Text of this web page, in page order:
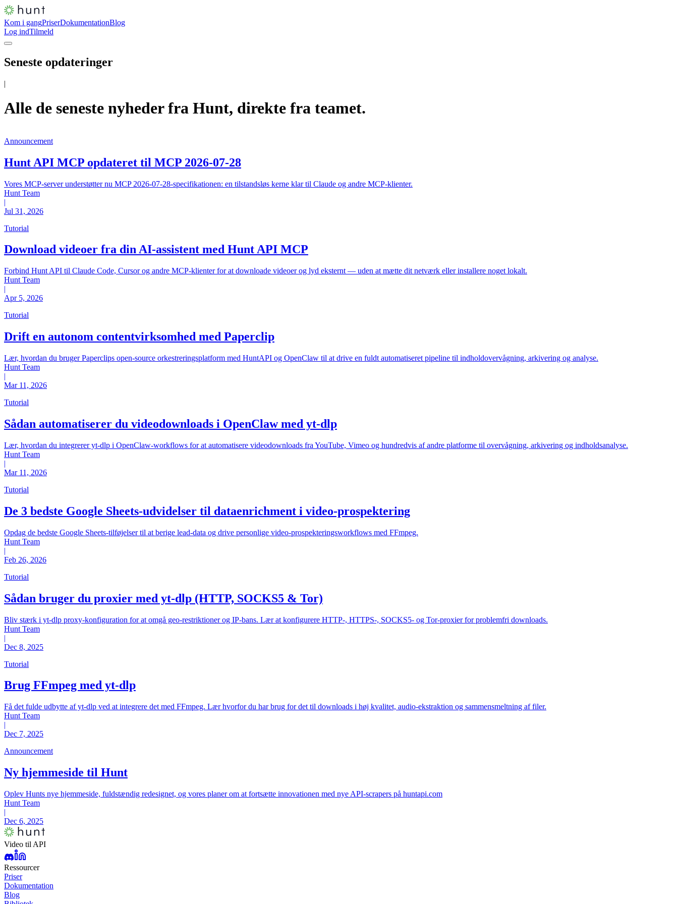
Kom i gangPriserDokumentationBlog
Log indTilmeld
Seneste opdateringer
|
Alle de seneste nyheder fra Hunt, direkte fra teamet.
Announcement
Hunt API MCP opdateret til MCP 2026-07-28
Vores MCP-server understøtter nu MCP 2026-07-28-specifikationen: en tilstandsløs kerne klar til Claude og andre MCP-klienter.
Hunt Team
|
Jul 31, 2026
Tutorial
Download videoer fra din AI-assistent med Hunt API MCP
Forbind Hunt API til Claude Code, Cursor og andre MCP-klienter for at downloade videoer og lyd eksternt — uden at mætte dit netværk eller installere noget lokalt.
Hunt Team
|
Apr 5, 2026
Tutorial
Drift en autonom contentvirksomhed med Paperclip
Lær, hvordan du bruger Paperclips open-source orkestreringsplatform med HuntAPI og OpenClaw til at drive en fuldt automatiseret pipeline til indholdovervågning, arkivering og analyse.
Hunt Team
|
Mar 11, 2026
Tutorial
Sådan automatiserer du videodownloads i OpenClaw med yt-dlp
Lær, hvordan du integrerer yt-dlp i OpenClaw-workflows for at automatisere videodownloads fra YouTube, Vimeo og hundredvis af andre platforme til overvågning, arkivering og indholdsanalyse.
Hunt Team
|
Mar 11, 2026
Tutorial
De 3 bedste Google Sheets-udvidelser til dataenrichment i video-prospektering
Opdag de bedste Google Sheets-tilføjelser til at berige lead-data og drive personlige video-prospekteringsworkflows med FFmpeg.
Hunt Team
|
Feb 26, 2026
Tutorial
Sådan bruger du proxier med yt-dlp (HTTP, SOCKS5 & Tor)
Bliv stærk i yt-dlp proxy-konfiguration for at omgå geo-restriktioner og IP-bans. Lær at konfigurere HTTP-, HTTPS-, SOCKS5- og Tor-proxier for problemfri downloads.
Hunt Team
|
Dec 8, 2025
Tutorial
Brug FFmpeg med yt-dlp
Få det fulde udbytte af yt-dlp ved at integrere det med FFmpeg. Lær hvorfor du har brug for det til downloads i høj kvalitet, audio-ekstraktion og sammensmeltning af filer.
Hunt Team
|
Dec 7, 2025
Announcement
Ny hjemmeside til Hunt
Oplev Hunts nye hjemmeside, fuldstændig redesignet, og vores planer om at fortsætte innovationen med nye API-scrapers på huntapi.com
Hunt Team
|
Dec 6, 2025
Video til API
Ressourcer
Priser
Dokumentation
Blog